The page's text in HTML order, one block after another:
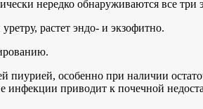
нередко обнаруживаются все три
растет эндо- и экзофитно.
особенно при наличии
приводит к почечной